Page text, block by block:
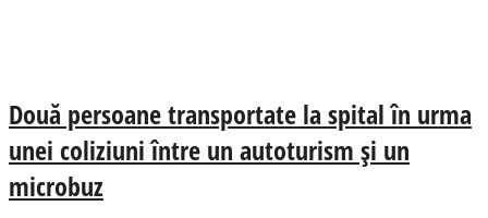
Două persoane transportate la spital în urma
unei coliziuni între un autoturism și un
microbuz